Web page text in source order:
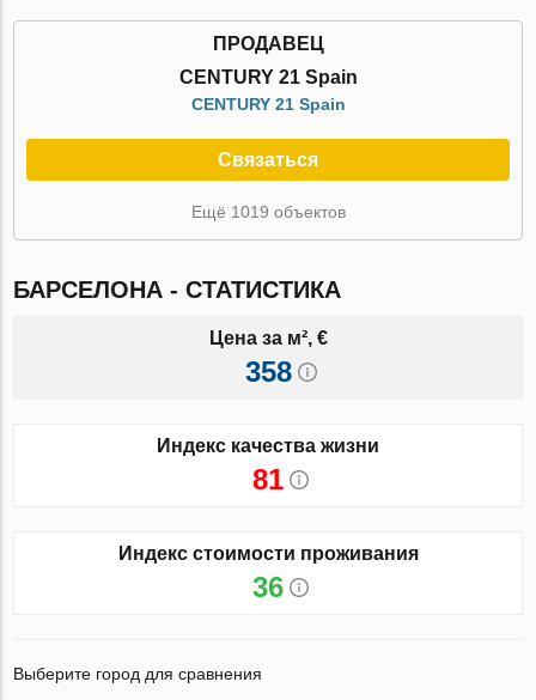
ПРОДАВЕЦ
CENTURY 21 Spain
CENTURY 21 Spain
Связаться
Ещё 1019 объектов
БАРСЕЛОНА - СТАТИСТИКА
Цена за м², €
358
Индекс качества жизни
81
Индекс стоимости проживания
36
Выберите город для сравнения